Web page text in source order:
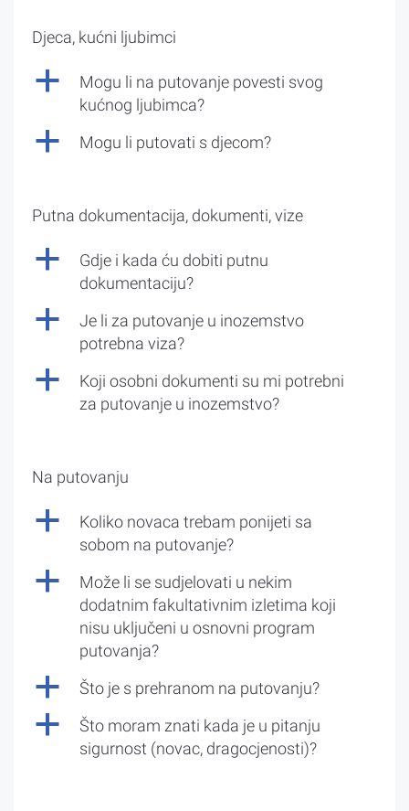
Djeca, kućni ljubimci
a
Mogu li na putovanje povesti svog
kućnog ljubimca?
a Mogu li putovati s djecom?
Putna dokumentacija, dokumenti, vize
a
Gdje i kada ću dobiti putnu
dokumentaciju?
a
Je li za putovanje u inozemstvo
potrebna viza?
a
Koji osobni dokumenti su mi potrebni
za putovanje u inozemstvo?
Na putovanju
a
Koliko novaca trebam ponijeti sa
sobom na putovanje?
a
Može li se sudjelovati u nekim
dodatnim fakultativnim izletima koji
nisu uključeni u osnovni program
putovanja?
a Što je s prehranom na putovanju?
a
Što moram znati kada je u pitanju
sigurnost (novac, dragocjenosti)?